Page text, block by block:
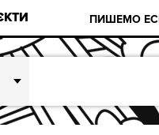
ПИШЕМО